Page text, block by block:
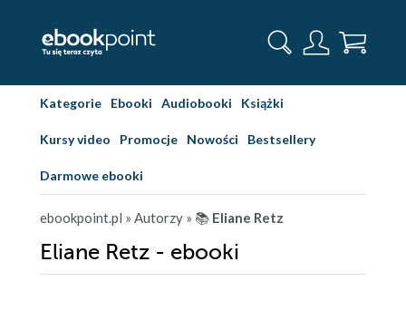
Kategorie Ebooki Audiobooki Książki
Kursy video Promocje Nowości Bestsellery
Darmowe ebooki
ebookpoint.pl » Autorzy » 📚 Eliane Retz
Eliane Retz - ebooki